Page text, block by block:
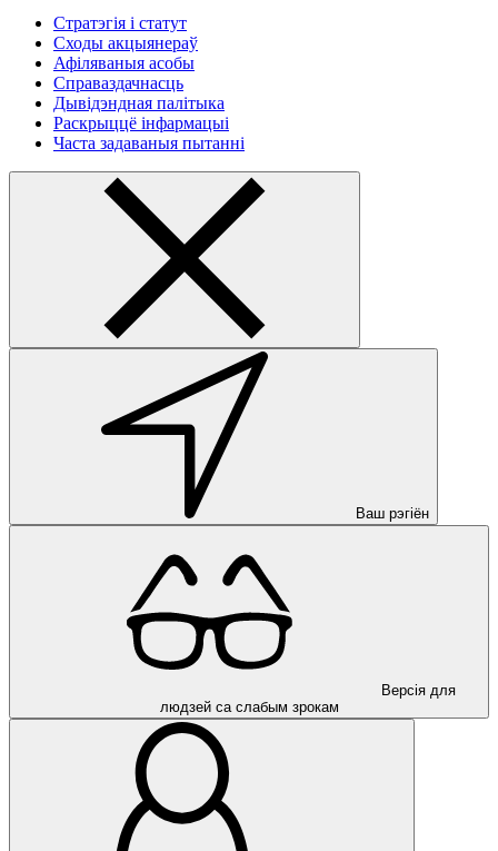
Стратэгія і статут
Сходы акцыянераў
Афіляваныя асобы
Справаздачнасць
Дывідэндная палітыка
Раскрыццё інфармацыі
Часта задаваныя пытанні
Ваш рэгіён
Версія для
людзей са слабым зрокам